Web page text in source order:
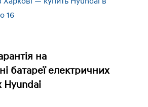
на
батареї електричних
Hyundai